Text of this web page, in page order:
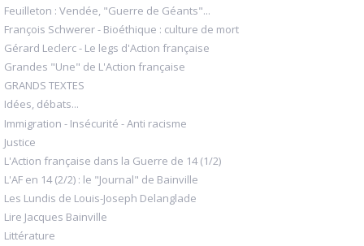
Feuilleton : Vendée, "Guerre de Géants"...
François Schwerer - Bioéthique : culture de mort
Gérard Leclerc - Le legs d'Action française
Grandes "Une" de L'Action française
GRANDS TEXTES
Idées, débats...
Immigration - Insécurité - Anti racisme
Justice
L'Action française dans la Guerre de 14 (1/2)
L'AF en 14 (2/2) : le "Journal" de Bainville
Les Lundis de Louis-Joseph Delanglade
Lire Jacques Bainville
Littérature